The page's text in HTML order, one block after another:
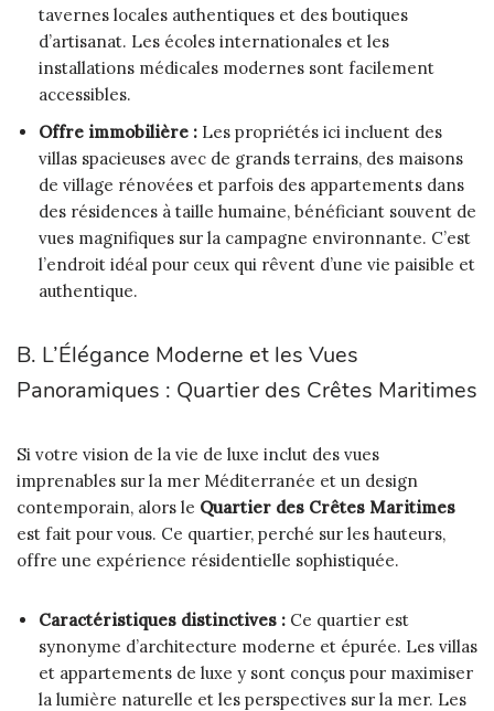
tavernes locales authentiques et des boutiques
d’artisanat. Les écoles internationales et les
installations médicales modernes sont facilement
accessibles.
Offre immobilière : Les propriétés ici incluent des
villas spacieuses avec de grands terrains, des maisons
de village rénovées et parfois des appartements dans
des résidences à taille humaine, bénéficiant souvent de
vues magnifiques sur la campagne environnante. C’est
l’endroit idéal pour ceux qui rêvent d’une vie paisible et
authentique.
B. L’Élégance Moderne et les Vues
Panoramiques : Quartier des Crêtes Maritimes
Si votre vision de la vie de luxe inclut des vues
imprenables sur la mer Méditerranée et un design
contemporain, alors le Quartier des Crêtes Maritimes
est fait pour vous. Ce quartier, perché sur les hauteurs,
offre une expérience résidentielle sophistiquée.
Caractéristiques distinctives : Ce quartier est
synonyme d’architecture moderne et épurée. Les villas
et appartements de luxe y sont conçus pour maximiser
la lumière naturelle et les perspectives sur la mer. Les